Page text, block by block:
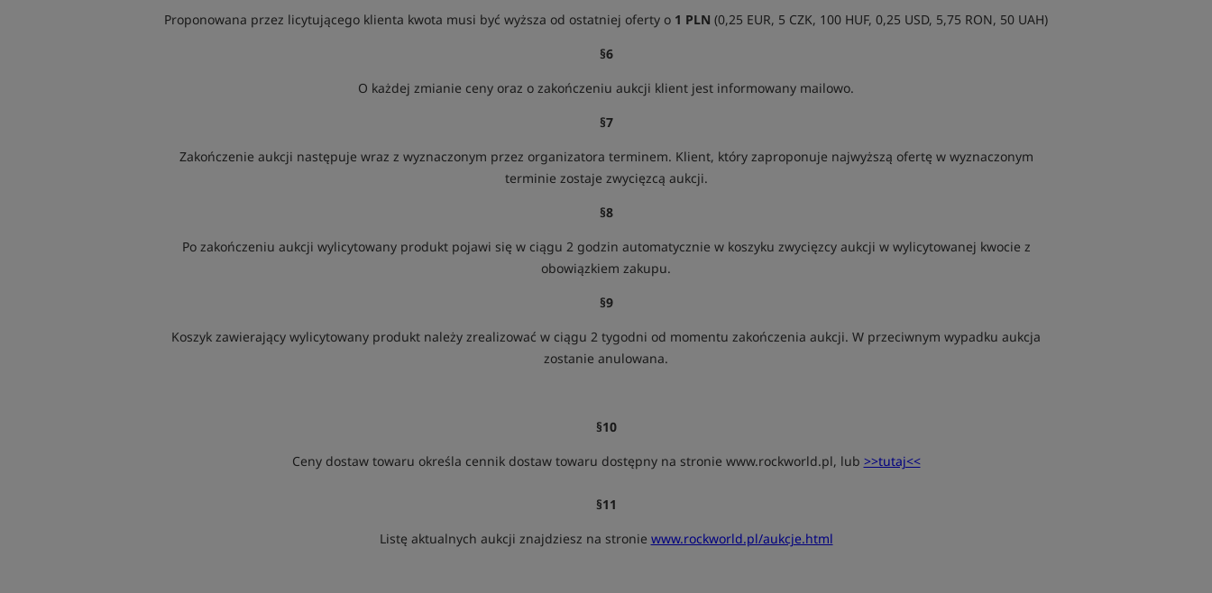
Proponowana przez licytującego klienta kwota musi być wyższa od ostatniej oferty o 1 PLN (0,25 EUR, 5 CZK, 100 HUF, 0,25 USD, 5,75 RON, 50 UAH)
§6
O każdej zmianie ceny oraz o zakończeniu aukcji klient jest informowany mailowo.
§7
Zakończenie aukcji następuje wraz z wyznaczonym przez organizatora terminem. Klient, który zaproponuje najwyższą ofertę w wyznaczonym
terminie zostaje zwycięzcą aukcji.
§8
Po zakończeniu aukcji wylicytowany produkt pojawi się w ciągu 2 godzin automatycznie w koszyku zwycięzcy aukcji w wylicytowanej kwocie z
obowiązkiem zakupu.
§9
Koszyk zawierający wylicytowany produkt należy zrealizować w ciągu 2 tygodni od momentu zakończenia aukcji. W przeciwnym wypadku aukcja
zostanie anulowana.
§10
Ceny dostaw towaru określa cennik dostaw towaru dostępny na stronie www.rockworld.pl, lub >>tutaj<<
§11
Listę aktualnych aukcji znajdziesz na stronie www.rockworld.pl/aukcje.html